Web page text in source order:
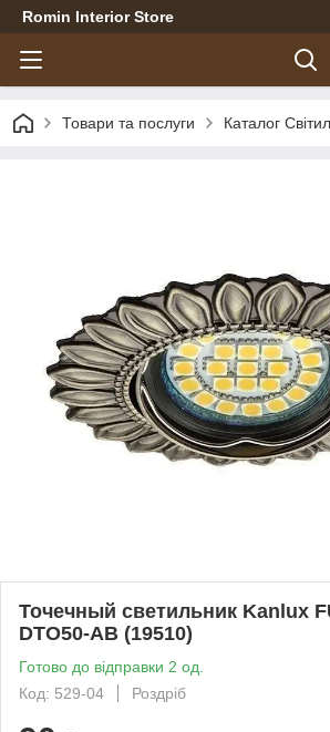
Romin Interior Store
Товари та послуги Каталог
Точечный светильник Kanlux
DTO50-AB (19510)
Готово до відправки 2 од.
Код: 529-04
Роздріб